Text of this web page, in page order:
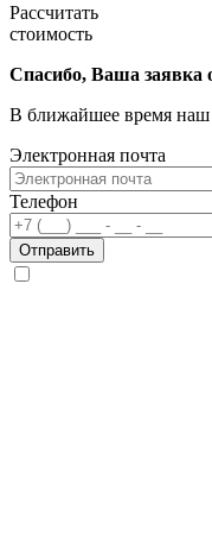
Рассчитать
стоимость
Спасибо, Ваша заявка
В ближайшее время наш
Электронная почта
Телефон
Отправить